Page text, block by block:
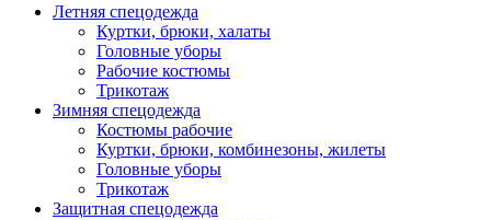
Летняя спецодежда
Куртки, брюки, халаты
Головные уборы
Рабочие костюмы
Трикотаж
Зимняя спецодежда
Костюмы рабочие
Куртки, брюки, комбинезоны, жилеты
Головные уборы
Трикотаж
Защитная спецодежда